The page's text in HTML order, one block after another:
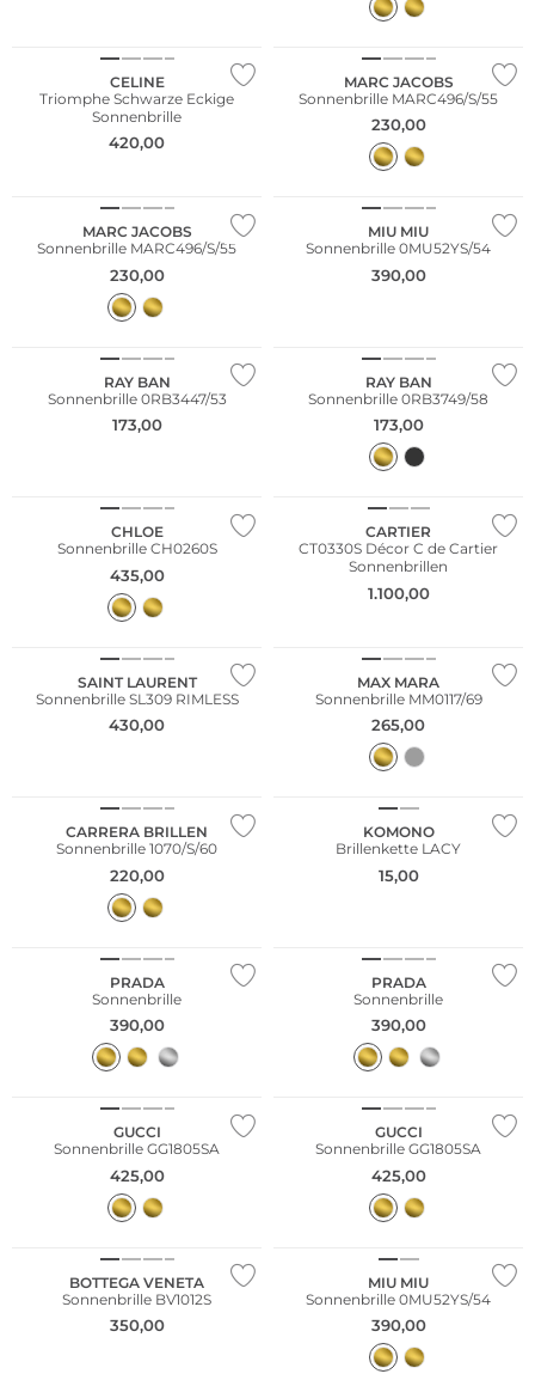
CELINE
Triomphe Schwarze Eckige
Sonnenbrille
420,00
MARC JACOBS
Sonnenbrille MARC496/S/55
230,00
MARC JACOBS
Sonnenbrille MARC496/S/55
230,00
MIU MIU
Sonnenbrille 0MU52YS/54
390,00
RAY BAN
Sonnenbrille 0RB3447/53
173,00
RAY BAN
Sonnenbrille 0RB3749/58
173,00
CHLOE
Sonnenbrille CH0260S
435,00
CARTIER
CT0330S Décor C de Cartier
Sonnenbrillen
1.100,00
SAINT LAURENT
Sonnenbrille SL309 RIMLESS
430,00
MAX MARA
Sonnenbrille MM0117/69
265,00
CARRERA BRILLEN
Sonnenbrille 1070/S/60
220,00
KOMONO
Brillenkette LACY
15,00
PRADA
Sonnenbrille
390,00
PRADA
Sonnenbrille
390,00
GUCCI
Sonnenbrille GG1805SA
425,00
GUCCI
Sonnenbrille GG1805SA
425,00
BOTTEGA VENETA
Sonnenbrille BV1012S
350,00
MIU MIU
Sonnenbrille 0MU52YS/54
390,00